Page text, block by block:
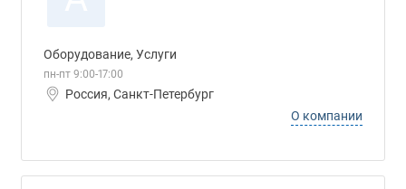
Оборудование, Услуги
пн-пт 9:00-17:00
Россия, Санкт-Петербург
О компании